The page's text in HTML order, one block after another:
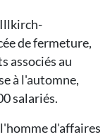
de fermeture,
associés au
à l'automne,
salariés.
d'affaires